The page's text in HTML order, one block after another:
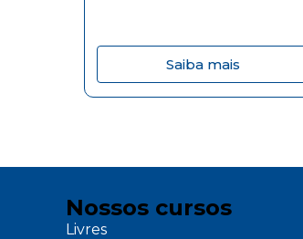
Saiba mais
Nossos cursos
Livres